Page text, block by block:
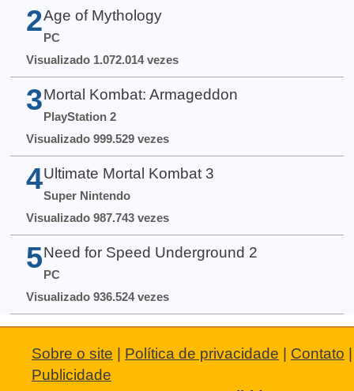
2 Age of Mythology
PC
Visualizado 1.072.014 vezes
3 Mortal Kombat: Armageddon
PlayStation 2
Visualizado 999.529 vezes
4 Ultimate Mortal Kombat 3
Super Nintendo
Visualizado 987.743 vezes
5 Need for Speed Underground 2
PC
Visualizado 936.524 vezes
Sobre o site Política de privacidade Contato
Publicidade